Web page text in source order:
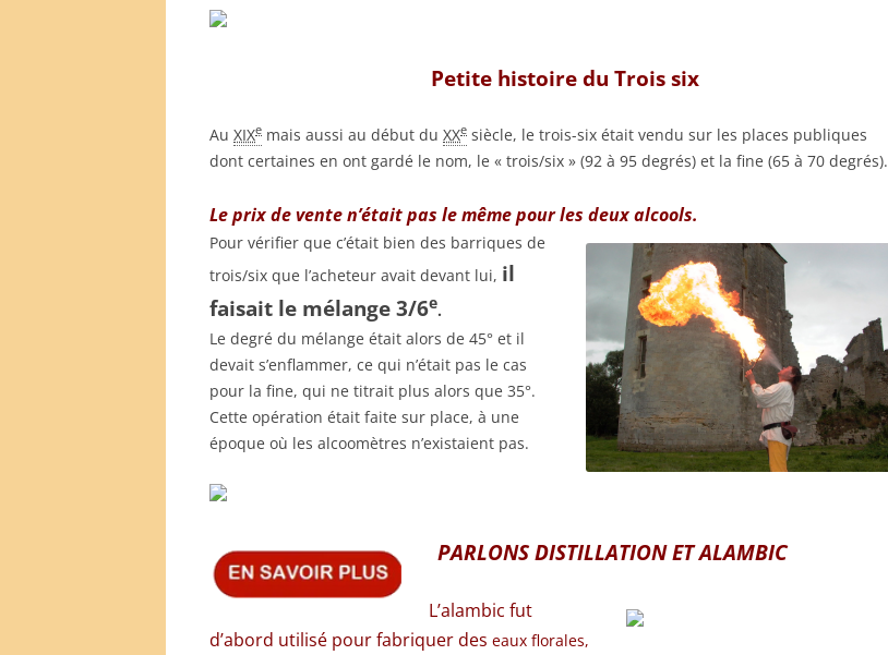
Petite histoire du Trois six
Au XIXe mais aussi au début du XXe siècle, le trois-six était vendu sur les places publiques
dont certaines en ont gardé le nom, le « trois/six » (92 à 95 degrés) et la fine (65 à 70 degrés).
Le prix de vente n’était pas le même pour les deux alcools.
Pour vérifier que c’était bien des barriques de
trois/six que l’acheteur avait devant lui, il
faisait le mélange 3/6e.
Le degré du mélange était alors de 45° et il
devait s’enflammer, ce qui n’était pas le cas
pour la fine, qui ne titrait plus alors que 35°.
Cette opération était faite sur place, à une
époque où les alcoomètres n’existaient pas.
PARLONS DISTILLATION ET ALAMBIC
L’alambic fut
d’abord utilisé pour fabriquer des eaux florales,